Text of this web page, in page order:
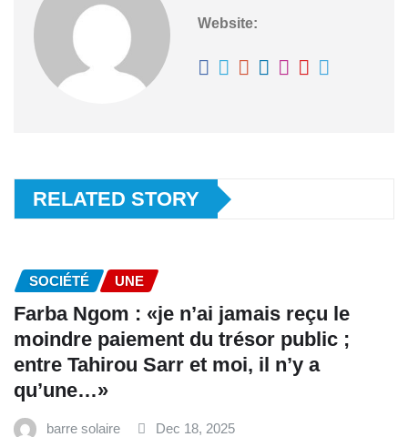
Website:
RELATED STORY
SOCIÉTÉ UNE
Farba Ngom : «je n’ai jamais reçu le
moindre paiement du trésor public ;
entre Tahirou Sarr et moi, il n’y a
qu’une…»
barre solaire Dec 18, 2025